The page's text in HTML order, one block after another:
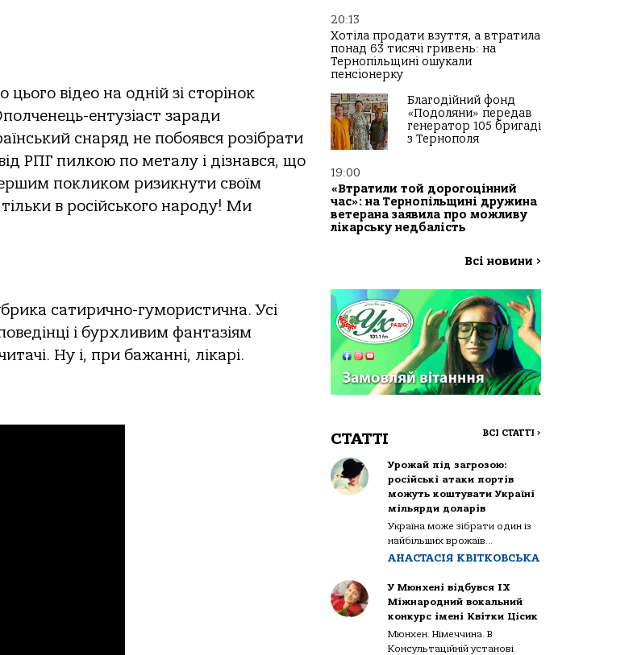
відео на одній зі сторінок
ентузіаст заради
снаряд не побоявся розібрати
РПГ пилкою по металу і дізнався, що
покликом ризикнути своїм
в російського народу! Ми
сатирично-гумористична. Усі
і бурхливим фантазіям
Ну і, при бажанні, лікарі.
20:13
Хотіла продати взуття, а втратила
понад 63 тисячі гривень: на
Тернопільщині ошукали
пенсіонерку
Благодійний фонд
«Подоляни» передав
генератор 105 бригаді
з Тернополя
19:00
«Втратили той дорогоцінний
час»: на Тернопільщині дружина
ветерана заявила про можливу
лікарську недбалість
Всі новини >
СТАТТІ ВСІ СТАТТІ >
Урожай під загрозою:
російські атаки портів
можуть коштувати Україні
мільярди доларів
Україна може зібрати один із
найбільших врожаїв...
АНАСТАСІЯ КВІТКОВСЬКА
У Мюнхені відбувся IX
Міжнародний вокальний
конкурс імені Квітки Цісик
Мюнхен. Німеччина. В
Консультаційній установі